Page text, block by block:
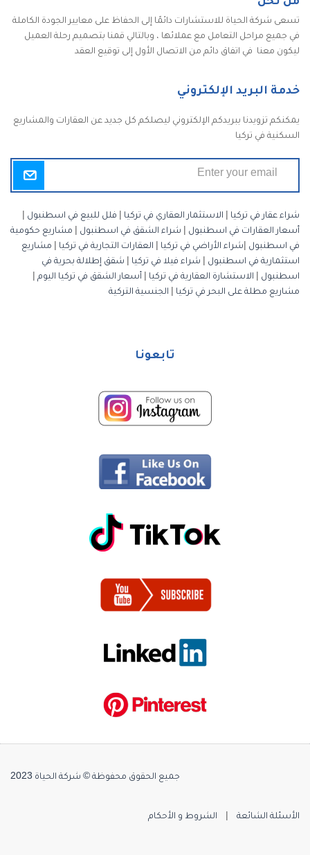
تسعى شركة الحياة للاستشارات دائمًا إلى الحفاظ على معايير الجودة الكاملة
في جميع مراحل التعامل مع عملائها ، وبالتالي قمنا بتصميم رحلة العميل
ليكون معنا في اتفاق دائم من الاتصال الأول إلى توقيع العقد
خدمة البريد الإلكتروني
يمكنكم تزويدنا ببريدكم الإلكتروني ليصلكم كل جديد عن العقارات والمشاريع
السكنية في تركيا
شراء عقار في تركيا الاستثمار العقاري في تركيا فلل للبيع في اسطنبول
أسعار العقارات في اسطنبول
شراء الشقق في اسطنبول
مشاريع حكومية
في اسطنبول
شراء الأراضي في تركيا العقارات التجارية في تركيا
مشاريع
استثمارية في اسطنبول
شراء فيلا في تركيا
شقق إطلالة بحرية في
اسطنبول
الاستشارة العقارية في تركيا أسعار الشقق في تركيا اليوم
مشاريع مطلة على البحر في تركيا
الجنسية التركية
تابعونا
جميع الحقوق محفوظة © شركة الحياة 2023
الأسئلة الشائعة الشروط و الأحكام